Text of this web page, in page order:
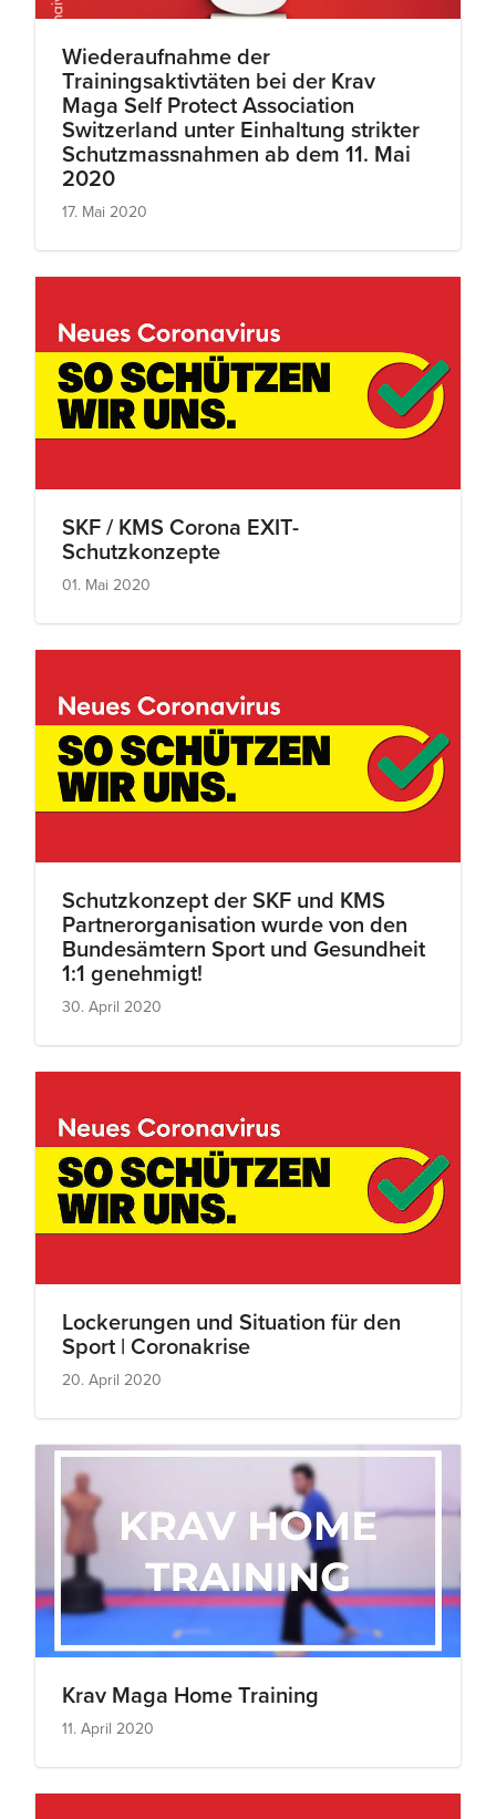
Wiederaufnahme der
Trainingsaktivtäten bei der Krav
Maga Self Protect Association
Switzerland unter Einhaltung strikter
Schutzmassnahmen ab dem 11. Mai
2020
17. Mai 2020
SKF / KMS Corona EXIT-
Schutzkonzepte
01. Mai 2020
Schutzkonzept der SKF und KMS
Partnerorganisation wurde von den
Bundesämtern Sport und Gesundheit
1:1 genehmigt!
30. April 2020
Lockerungen und Situation für den
Sport | Coronakrise
20. April 2020
Krav Maga Home Training
11. April 2020